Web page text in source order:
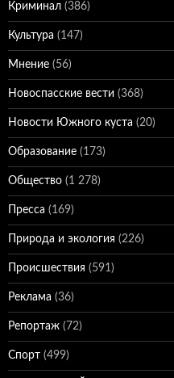
Криминал (386)
Культура (147)
Мнение (56)
Новоспасские вести (368)
Новости Южного куста (20)
Образование (173)
Общество (1 278)
Пресса (169)
Природа и экология (226)
Происшествия (591)
Реклама (36)
Репортаж (72)
Спорт (499)